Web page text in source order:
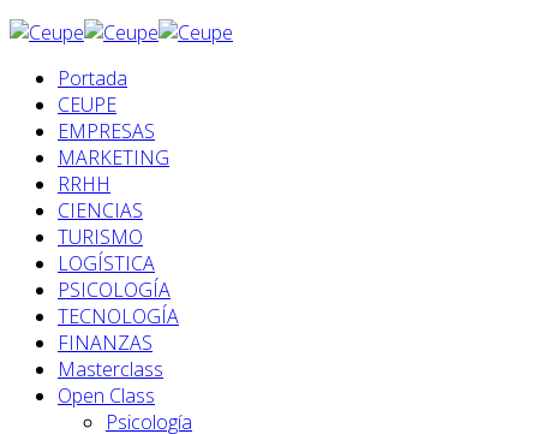
Portada
CEUPE
EMPRESAS
MARKETING
RRHH
CIENCIAS
TURISMO
LOGÍSTICA
PSICOLOGÍA
TECNOLOGÍA
FINANZAS
Masterclass
Open Class
Psicología